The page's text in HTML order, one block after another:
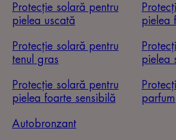
Protecție solară pentru
pielea uscată
pielea
Protecție solară pentru
tenul gras
pielea
Protecție solară pentru
pielea foarte sensibilă
parfum
Autobronzant